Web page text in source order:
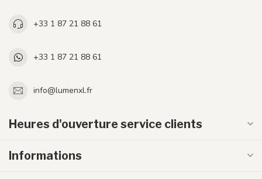
+33 1 87 21 88 61
+33 1 87 21 88 61
info@lumenxl.fr
Heures d'ouverture service clients
Informations